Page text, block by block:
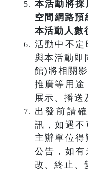
本活動將採
空間網路預
本活動人數
活動中不定
與本活動即
館)將相關
推廣等用途
展示、播送
出發前請
訊，如遇不
主辦單位
公告，如有
改、終止、